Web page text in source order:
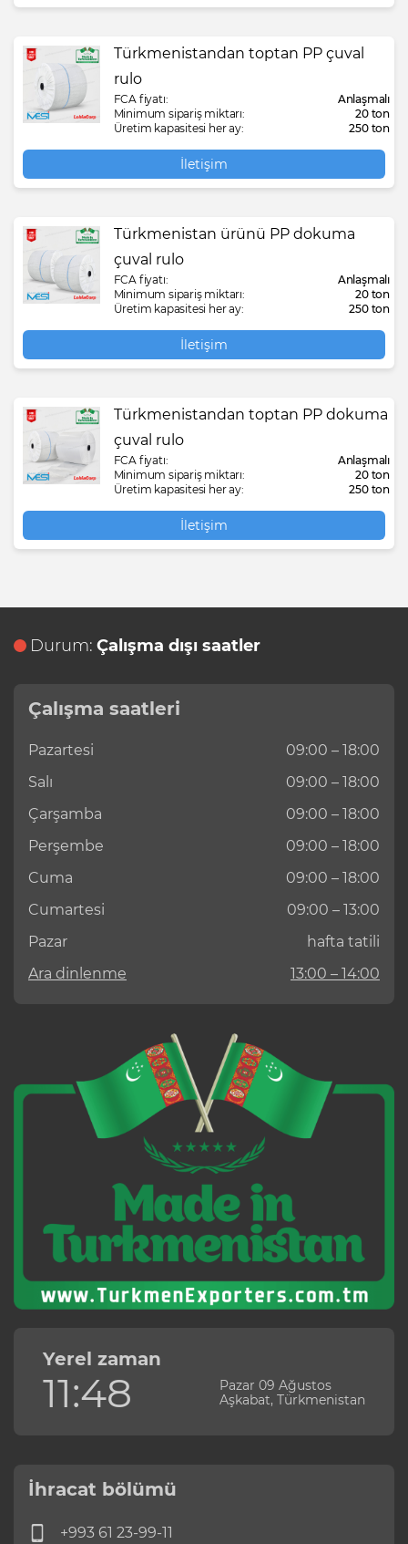
Türkmenistandan toptan PP çuval
rulo
FCA fiyatı:
Anlaşmalı
Minimum sipariş miktarı:
20 ton
Üretim kapasitesi her ay:
250 ton
İletişim
Türkmenistan ürünü PP dokuma
çuval rulo
FCA fiyatı:
Anlaşmalı
Minimum sipariş miktarı:
20 ton
Üretim kapasitesi her ay:
250 ton
İletişim
Türkmenistandan toptan PP dokuma
çuval rulo
FCA fiyatı:
Anlaşmalı
Minimum sipariş miktarı:
20 ton
Üretim kapasitesi her ay:
250 ton
İletişim
Durum: Çalışma dışı saatler
Çalışma saatleri
Pazartesi
09:00 – 18:00
Salı
09:00 – 18:00
Çarşamba
09:00 – 18:00
Perşembe
09:00 – 18:00
Cuma
09:00 – 18:00
Cumartesi
09:00 – 13:00
Pazar
hafta tatili
Ara dinlenme
13:00 – 14:00
Yerel zaman
11:48
Pazar 09 Ağustos
Aşkabat, Türkmenistan
İhracat bölümü
+993 61 23-99-11